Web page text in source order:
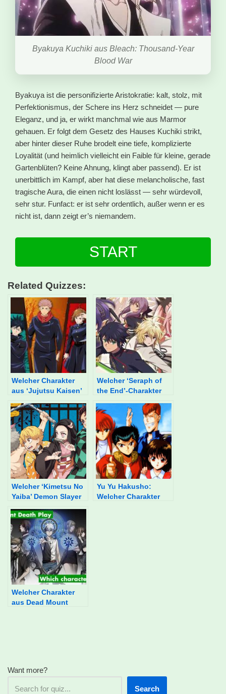
Byakuya Kuchiki aus Bleach: Thousand-Year
Blood War
Byakuya ist die personifizierte Aristokratie: kalt, stolz, mit
Perfektionismus, der Schere ins Herz schneidet — pure
Eleganz, und ja, er wirkt manchmal wie aus Marmor
gehauen. Er folgt dem Gesetz des Hauses Kuchiki strikt,
aber hinter dieser Ruhe brodelt eine tiefe, komplizierte
Loyalität (und heimlich vielleicht ein Faible für kleine, gerade
Gartenblüten? Keine Ahnung, klingt aber passend). Er ist
unerbittlich im Kampf, aber hat diese melancholische, fast
tragische Aura, die einen nicht loslässt — sehr würdevoll,
sehr stur. Funfact: er ist sehr ordentlich, außer wenn er es
nicht ist, dann zeigt er’s niemandem.
START
Related Quizzes:
Welcher Charakter
aus ‘Jujutsu Kaisen’
Welcher ‘Seraph of
the End’-Charakter
Welcher ‘Kimetsu No
Yaiba’ Demon Slayer
Yu Yu Hakusho:
Welcher Charakter
Welcher Charakter
aus Dead Mount
Want more?
Search